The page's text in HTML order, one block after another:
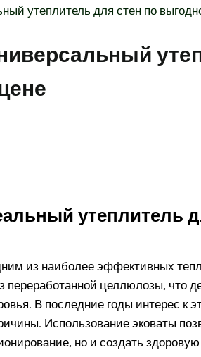
утеплитель для стен по
утеплитель
из наиболее эффективных
переработанной целлюлозы, что
В последние годы интерес к
Использование эковаты
но и создать